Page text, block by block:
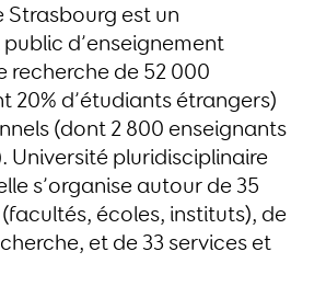
Strasbourg est un
d’enseignement
recherche de 52 000
20% d’étudiants étrangers)
(dont 2 800 enseignants
Université pluridisciplinaire
s’organise autour de 35
écoles, instituts), de
et de 33 services et